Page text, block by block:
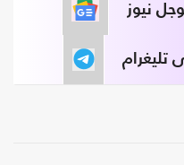
نيوز
تليغرام